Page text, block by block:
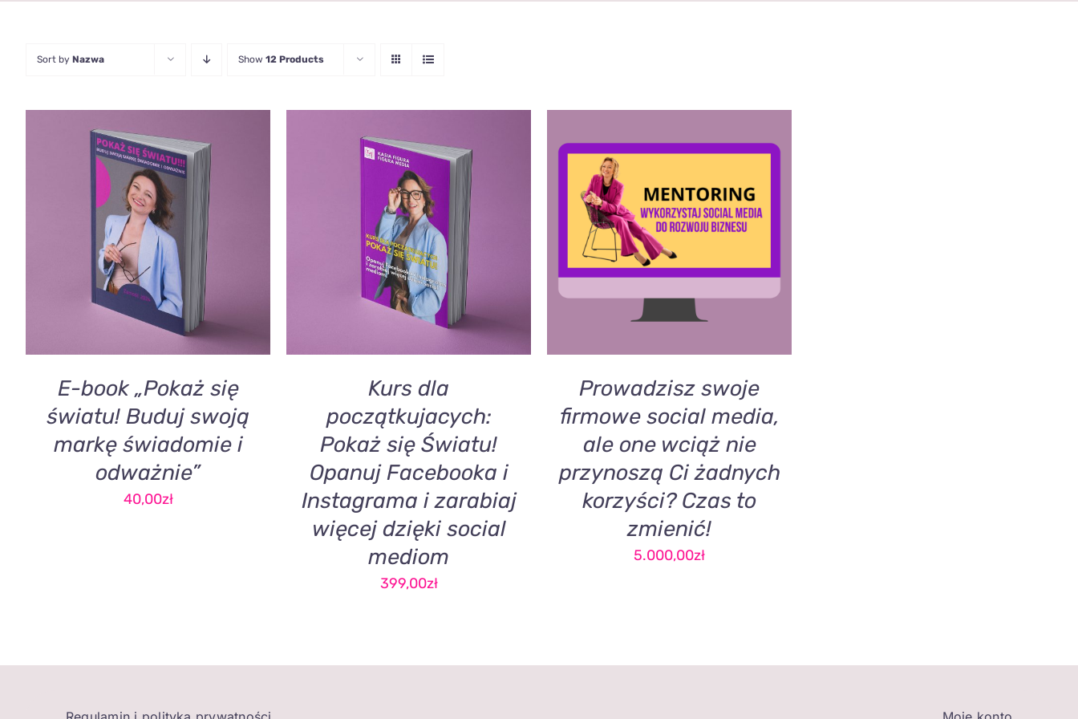
Sort by Nazwa Show 12 Products
DODAJ DO KOSZYKA
QUICK
VIEW
E-book „Pokaż się
światu! Buduj swoją
markę świadomie i
odważnie”
40,00zł
DODAJ DO KOSZYKA /
QUICK
VIEW
Kurs dla
początkujacych:
Pokaż się Światu!
Opanuj Facebooka i
Instagrama i zarabiaj
więcej dzięki social
mediom
399,00zł
DODAJ DO KOSZYKA / QUICK
VIEW
Prowadzisz swoje
firmowe social media,
ale one wciąż nie
przynoszą Ci żadnych
korzyści? Czas to
zmienić!
5.000,00zł